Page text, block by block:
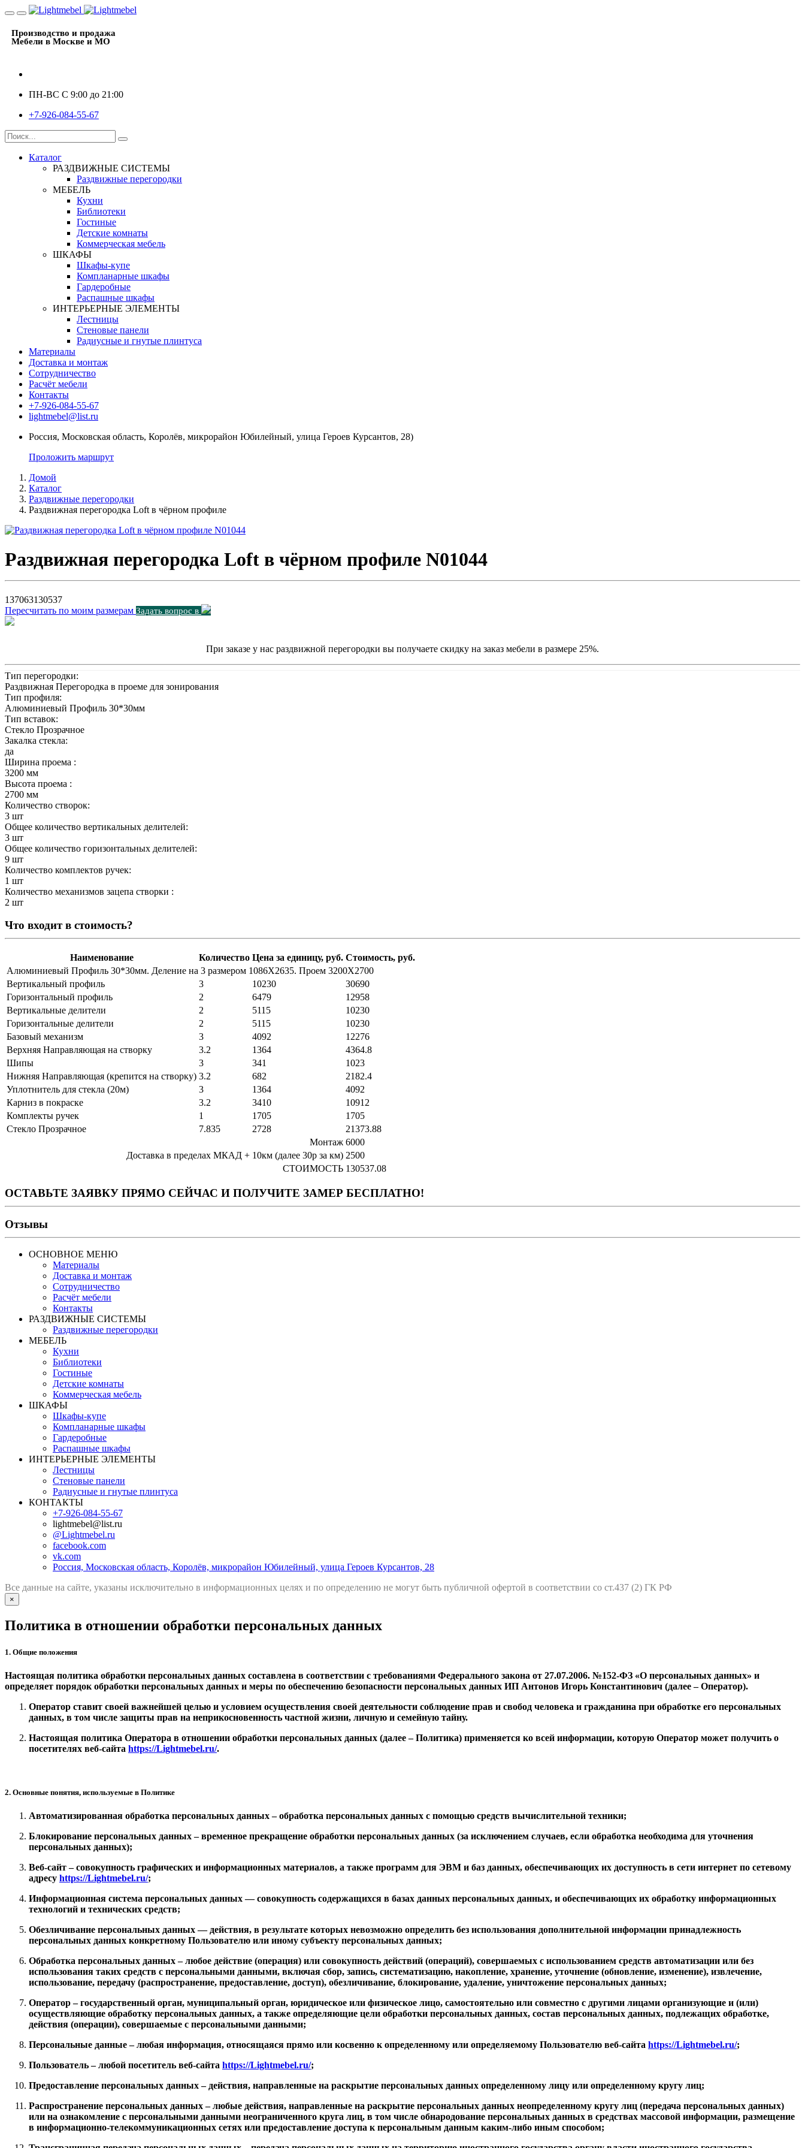
Производство и продажа
Мебели в Москве и МО
ПН-ВС C 9:00 до 21:00
+7-926-084-55-67
Каталог
РАЗДВИЖНЫЕ СИСТЕМЫ
Раздвижные перегородки
МЕБЕЛЬ
Кухни
Библиотеки
Гостиные
Детские комнаты
Коммерческая мебель
ШКАФЫ
Шкафы-купе
Компланарные шкафы
Гардеробные
Распашные шкафы
ИНТЕРЬЕРНЫЕ ЭЛЕМЕНТЫ
Лестницы
Стеновые панели
Радиусные и гнутые плинтуса
Материалы
Доставка и монтаж
Сотрудничество
Расчёт мебели
Контакты
+7-926-084-55-67
lightmebel@list.ru
Россия, Московская область, Королёв, микрорайон Юбилейный, улица Героев Курсантов, 28)
Проложить маршрут
Домой
Каталог
Раздвижные перегородки
Раздвижная перегородка Loft в чёрном профиле
Раздвижная перегородка Loft в чёрном профиле N01044
137063130537
Пересчитать по моим размерам Задать вопрос в
При заказе у нас раздвижной перегородки вы получаете скидку на заказ мебели в размере 25%.
Тип перегородки:
Раздвижная Перегородка в проеме для зонирования
Тип профиля:
Алюминиевый Профиль 30*30мм
Тип вставок:
Стекло Прозрачное
Закалка стекла:
да
Ширина проема :
3200 мм
Высота проема :
2700 мм
Количество створок:
3 шт
Общее количество вертикальных делителей:
3 шт
Общее количество горизонтальных делителей:
9 шт
Количество комплектов ручек:
1 шт
Количество механизмов зацепа створки :
2 шт
Что входит в стоимость?
Наименование Количество Цена за единицу, руб. Стоимость, руб.
Алюминиевый Профиль 30*30мм. Деление на 3 размером 1086Х2635. Проем 3200Х2700
Вертикальный профиль
3 10230
30690
Горизонтальный профиль
2 6479
12958
Вертикальные делители
2 5115
10230
Горизонтальные делители
2 5115
10230
Базовый механизм
3 4092
12276
Верхняя Направляющая на створку
3.2 1364
4364.8
Шипы
3 341
1023
Нижняя Направляющая (крепится на створку) 3.2 682
2182.4
Уплотнитель для стекла (20м)
3 1364
4092
Карниз в покраске
3.2 3410
10912
Комплекты ручек
1 1705
1705
Стекло Прозрачное
7.835 2728
21373.88
Монтаж 6000
Доставка в пределах МКАД + 10км (далее 30р за км) 2500
СТОИМОСТЬ 130537.08
ОСТАВЬТЕ ЗАЯВКУ ПРЯМО СЕЙЧАС И ПОЛУЧИТЕ ЗАМЕР БЕСПЛАТНО!
Отзывы
ОСНОВНОЕ МЕНЮ
Материалы
Доставка и монтаж
Сотрудничество
Расчёт мебели
Контакты
РАЗДВИЖНЫЕ СИСТЕМЫ
Раздвижные перегородки
МЕБЕЛЬ
Кухни
Библиотеки
Гостиные
Детские комнаты
Коммерческая мебель
ШКАФЫ
Шкафы-купе
Компланарные шкафы
Гардеробные
Распашные шкафы
ИНТЕРЬЕРНЫЕ ЭЛЕМЕНТЫ
Лестницы
Стеновые панели
Радиусные и гнутые плинтуса
КОНТАКТЫ
+7-926-084-55-67
lightmebel@list.ru
@Lightmebel.ru
facebook.com
vk.com
Россия, Московская область, Королёв, микрорайон Юбилейный, улица Героев Курсантов, 28
Все данные на сайте, указаны исключительно в информационных целях и по определению не могут быть публичной офертой в соответствии со ст.437 (2) ГК РФ
×
Политика в отношении обработки персональных данных
1. Общие положения
Настоящая политика обработки персональных данных составлена в соответствии с требованиями Федерального закона от 27.07.2006. №152-ФЗ «О персональных данных» и
определяет порядок обработки персональных данных и меры по обеспечению безопасности персональных данных ИП Антонов Игорь Константинович (далее – Оператор).
Оператор ставит своей важнейшей целью и условием осуществления своей деятельности соблюдение прав и свобод человека и гражданина при обработке его персональных
данных, в том числе защиты прав на неприкосновенность частной жизни, личную и семейную тайну.
Настоящая политика Оператора в отношении обработки персональных данных (далее – Политика) применяется ко всей информации, которую Оператор может получить о
посетителях веб-сайта https://Lightmebel.ru/.
2. Основные понятия, используемые в Политике
Автоматизированная обработка персональных данных – обработка персональных данных с помощью средств вычислительной техники;
Блокирование персональных данных – временное прекращение обработки персональных данных (за исключением случаев, если обработка необходима для уточнения
персональных данных);
Веб-сайт – совокупность графических и информационных материалов, а также программ для ЭВМ и баз данных, обеспечивающих их доступность в сети интернет по сетевому
адресу https://Lightmebel.ru/;
Информационная система персональных данных — совокупность содержащихся в базах данных персональных данных, и обеспечивающих их обработку информационных
технологий и технических средств;
Обезличивание персональных данных — действия, в результате которых невозможно определить без использования дополнительной информации принадлежность
персональных данных конкретному Пользователю или иному субъекту персональных данных;
Обработка персональных данных – любое действие (операция) или совокупность действий (операций), совершаемых с использованием средств автоматизации или без
использования таких средств с персональными данными, включая сбор, запись, систематизацию, накопление, хранение, уточнение (обновление, изменение), извлечение,
использование, передачу (распространение, предоставление, доступ), обезличивание, блокирование, удаление, уничтожение персональных данных;
Оператор – государственный орган, муниципальный орган, юридическое или физическое лицо, самостоятельно или совместно с другими лицами организующие и (или)
осуществляющие обработку персональных данных, а также определяющие цели обработки персональных данных, состав персональных данных, подлежащих обработке,
действия (операции), совершаемые с персональными данными;
Персональные данные – любая информация, относящаяся прямо или косвенно к определенному или определяемому Пользователю веб-сайта https://Lightmebel.ru/;
Пользователь – любой посетитель веб-сайта https://Lightmebel.ru/;
Предоставление персональных данных – действия, направленные на раскрытие персональных данных определенному лицу или определенному кругу лиц;
Распространение персональных данных – любые действия, направленные на раскрытие персональных данных неопределенному кругу лиц (передача персональных данных)
или на ознакомление с персональными данными неограниченного круга лиц, в том числе обнародование персональных данных в средствах массовой информации, размещение
в информационно-телекоммуникационных сетях или предоставление доступа к персональным данным каким-либо иным способом;